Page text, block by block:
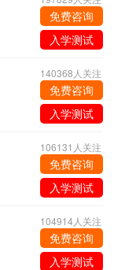
免费咨询
入学测试
140368人关注
免费咨询
入学测试
106131人关注
免费咨询
入学测试
104914人关注
免费咨询
入学测试